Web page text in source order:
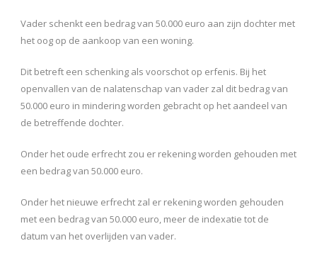
Vader schenkt een bedrag van 50.000 euro aan zijn dochter met
het oog op de aankoop van een woning.
Dit betreft een schenking als voorschot op erfenis. Bij het
openvallen van de nalatenschap van vader zal dit bedrag van
50.000 euro in mindering worden gebracht op het aandeel van
de betreffende dochter.
Onder het oude erfrecht zou er rekening worden gehouden met
een bedrag van 50.000 euro.
Onder het nieuwe erfrecht zal er rekening worden gehouden
met een bedrag van 50.000 euro, meer de indexatie tot de
datum van het overlijden van vader.